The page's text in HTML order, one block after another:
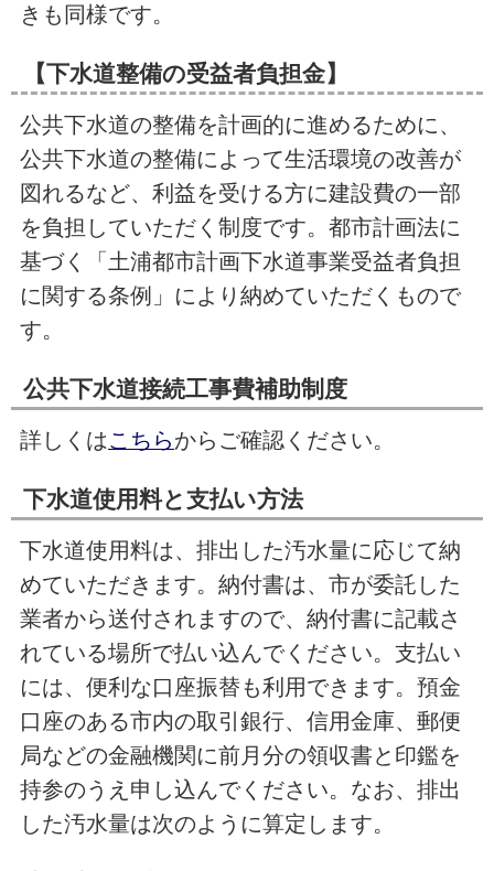
きも同様です。
【下水道整備の受益者負担金】
公共下水道の整備を計画的に進めるために、
公共下水道の整備によって生活環境の改善が
図れるなど、利益を受ける方に建設費の一部
を負担していただく制度です。都市計画法に
基づく「土浦都市計画下水道事業受益者負担
に関する条例」により納めていただくもので
す。
公共下水道接続工事費補助制度
詳しくはこちらからご確認ください。
下水道使用料と支払い方法
下水道使用料は、排出した汚水量に応じて納
めていただきます。納付書は、市が委託した
業者から送付されますので、納付書に記載さ
れている場所で払い込んでください。支払い
には、便利な口座振替も利用できます。預金
口座のある市内の取引銀行、信用金庫、郵便
局などの金融機関に前月分の領収書と印鑑を
持参のうえ申し込んでください。なお、排出
した汚水量は次のように算定します。